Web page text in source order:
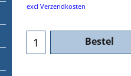
excl Verzendkosten
Bestel